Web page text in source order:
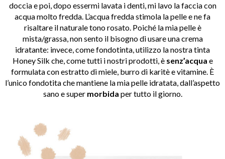
doccia e poi, dopo essermi lavata i denti, mi lavo la faccia con
acqua molto fredda. L’acqua fredda stimola la pelle e ne fa
risaltare il naturale tono rosato. Poiché la mia pelle è
mista/grassa, non sento il bisogno di usare una crema
idratante: invece, come fondotinta, utilizzo la nostra tinta
Honey Silk che, come tutti i nostri prodotti, è senz’acqua e
formulata con estratto di miele, burro di karitè e vitamine. È
l’unico fondotita che mantiene la mia pelle idratata, dall’aspetto
sano e super morbida per tutto il giorno.